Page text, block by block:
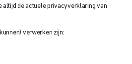
altijd de actuele privacyverklaring van
verwerken zijn: